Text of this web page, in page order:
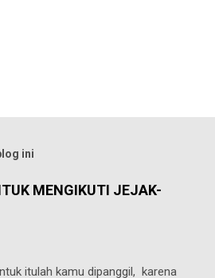
ini
MENGIKUTI JEJAK-
itulah kamu dipanggil, karena